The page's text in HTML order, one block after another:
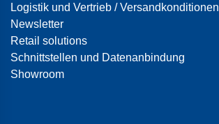
Logistik und Vertrieb / Versandkonditionen
Newsletter
Retail solutions
Schnittstellen und Datenanbindung
Showroom